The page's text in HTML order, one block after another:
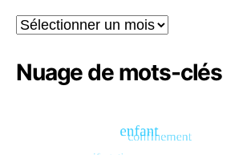
Archives
Nuage de mots-clés